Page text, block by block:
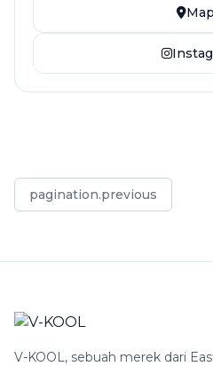
pagination.previous
V-KOOL, sebuah merek dari